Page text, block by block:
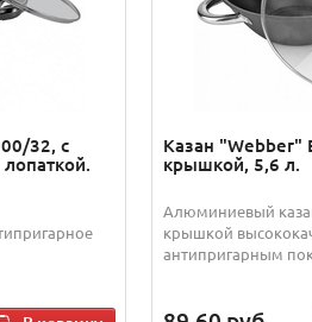
32, с
Казан "Webber"
крышкой, 5,6 л.
Алюминиевый
крышкой
антипригарным